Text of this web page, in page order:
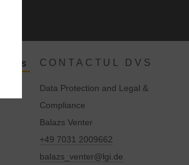
CONTACTUL DVS
Data Protection and Legal &
Compliance
Balazs Venter
+49 7031 2009662
balazs_venter@lgi.de